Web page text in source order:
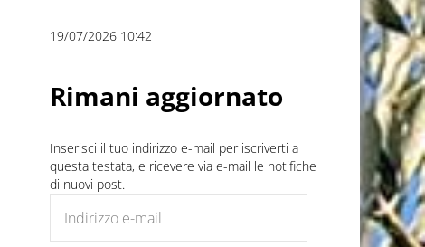
19/07/2026 10:42
Rimani aggiornato
Inserisci il tuo indirizzo e-mail per iscriverti a
questa testata, e ricevere via e-mail le notifiche
di nuovi post.